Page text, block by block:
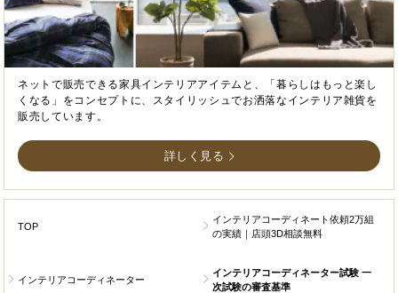
ネットで販売できる家具インテリアアイテムと、「暮らしはもっと楽し
くなる」をコンセプトに、スタイリッシュでお洒落なインテリア雑貨を
販売しています。
詳しく見る
TOP
インテリアコーディネート依頼2万組
の実績｜店頭3D相談無料
インテリアコーディネーター
インテリアコーディネーター試験 一
次試験の審査基準